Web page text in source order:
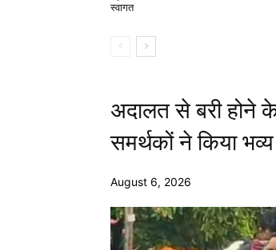
स्वागत
अदालत से बरी होने
समर्थकों ने किया
August 6, 2026